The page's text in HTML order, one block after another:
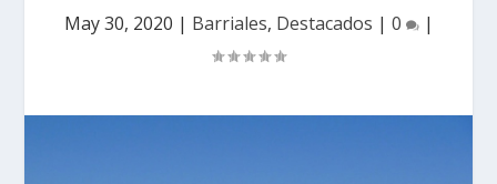
May 30, 2020 | Barriales, Destacados | 0 |